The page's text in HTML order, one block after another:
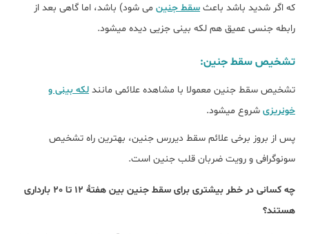
که اگر شدید باشد باعث سقط جنین می شود) باشد، اما گاهی بعد از
رابطه جنسی عمیق هم لکه بینی جزیی دیده میشود.
تشخیص سقط جنین:
تشخیص سقط جنین معمولا با مشاهده علائمی مانند لکه بینی و
خونریزی شروع میشود.
پس از بروز برخی علائم سقط دیررس جنین، بهترین راه تشخیص
سونوگرافی و رویت ضربان قلب جنین است.
چه کسانی در خطر بیشتری برای سقط جنین بین هفتۀ 12 تا 20 بارداری
هستند؟